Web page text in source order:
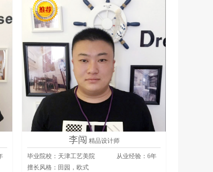
李闯 精品设计师
毕业院校：天津工艺美院 从业经验： 6年
擅长风格： 田园，欧式